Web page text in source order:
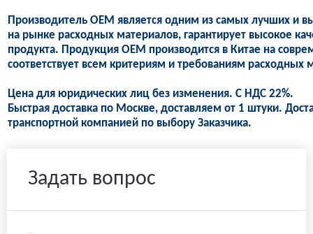
Производитель OEM является одним из самых лучших и
на рынке расходных материалов, гарантирует высокое
продукта. Продукция OEM производится в Китае на
соответствует всем критериям и требованиям расходных
Цена для юридических лиц без изменения. С НДС 22%.
Быстрая доставка по Москве, доставляем от 1 штуки.
транспортной компанией по выбору Заказчика.
Задать вопрос